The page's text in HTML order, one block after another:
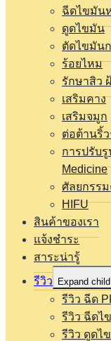
ฉีดไขมัน
ดูดไขมัน
ตัดไขมัน
ร้อยไหม
รักษาสิว
เสริมคาง
เสริมจมูก
ต่อต้านริ้ว
การปรับรู
Medicine
ศัลยกรรม
HIFU
สินค้าของเรา
แจ้งชำระ
สาระน่ารู้
รีวิว
Expand
รีวิว ฉีด
รีวิว ฉีดไ
รีวิว ดูดไ